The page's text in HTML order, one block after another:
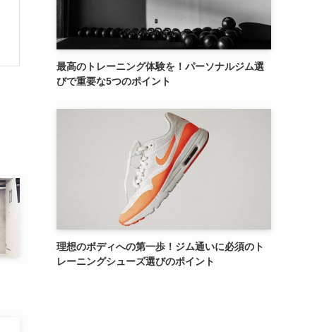
最高のトレーニング体験を！パーソナルジム選
びで重要な5つのポイント
理想のボディへの第一歩！ジム通いに必須のト
レーニングシューズ選びのポイント